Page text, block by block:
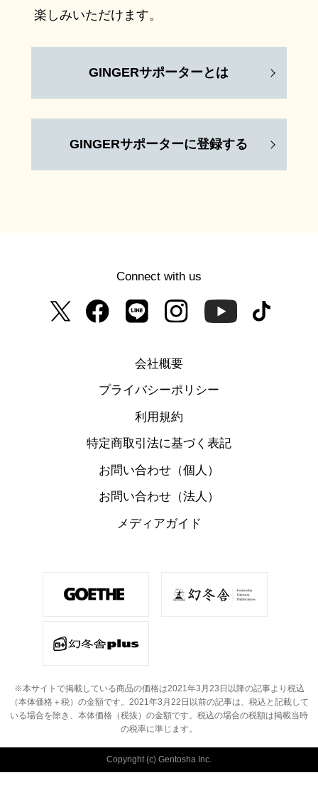
楽しみいただけます。
GINGERサポーターとは
GINGERサポーターに登録する
Connect with us
会社概要
プライバシーポリシー
利用規約
特定商取引法に基づく表記
お問い合わせ（個人）
お問い合わせ（法人）
メディアガイド
※本サイトで掲載している商品の価格は2021年3月23日以降の記事より税込
（本体価格＋税）の金額です。 2021年3月22日以前の記事は、税込と記載して
いる場合を除き、本体価格（税抜）の金額です。 税込の場合の税額は掲載当時
の税率に準じます。
Copyright (c) Gentosha Inc.